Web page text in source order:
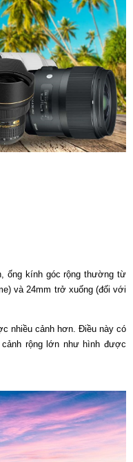
ống kính góc rộng thường từ
và 24mm trở xuống (đối với
nhiều cảnh hơn. Điều này có
rộng lớn như hình được